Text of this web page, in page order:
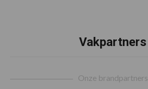
Vakpartners
Onze brandpartners